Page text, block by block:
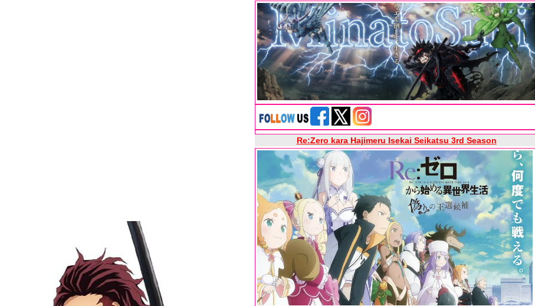
Re:Zero kara Hajimeru Isekai Seikatsu 3rd Season